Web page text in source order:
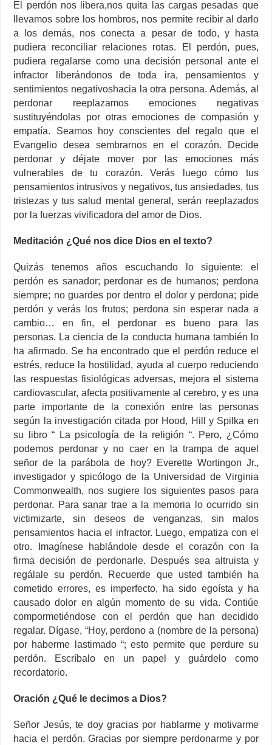
El perdón nos libera,nos quita las cargas pesadas que
llevamos sobre los hombros, nos permite recibir al darlo
a los demás, nos conecta a pesar de todo, y hasta
pudiera reconciliar relaciones rotas. El perdón, pues,
pudiera regalarse como una decisión personal ante el
infractor liberándonos de toda ira, pensamientos y
sentimientos negativoshacia la otra persona. Además, al
perdonar reeplazamos emociones negativas
sustituyéndolas por otras emociones de compasión y
empatía. Seamos hoy conscientes del regalo que el
Evangelio desea sembrarnos en el corazón. Decide
perdonar y déjate mover por las emociones más
vulnerables de tu corazón. Verás luego cómo tus
pensamientos intrusivos y negativos, tus ansiedades, tus
tristezas y tus salud mental general, serán reeplazados
por la fuerzas vivificadora del amor de Dios.
Meditación ¿Qué nos dice Dios en el texto?
Quizás tenemos años escuchando lo siguiente: el
perdón es sanador; perdonar es de humanos; perdona
siempre; no guardes por dentro el dolor y perdona; pide
perdón y verás los frutos; perdona sin esperar nada a
cambio… en fin, el perdonar es bueno para las
personas. La ciencia de la conducta humana también lo
ha afirmado. Se ha encontrado que el perdón reduce el
estrés, reduce la hostilidad, ayuda al cuerpo reduciendo
las respuestas fisiológicas adversas, mejora el sistema
cardiovascular, afecta positivamente al cerebro, y es una
parte importante de la conexión entre las personas
según la investigación citada por Hood, Hill y Spilka en
su libro “ La psicología de la religión “. Pero, ¿Cómo
podemos perdonar y no caer en la trampa de aquel
señor de la parábola de hoy? Everette Wortingon Jr.,
investigador y spicólogo de la Universidad de Virginia
Commonwealth, nos sugiere los siguientes pasos para
perdonar. Para sanar trae a la memoria lo ocurrido sin
victimizarte, sin deseos de venganzas, sin malos
pensamientos hacia el infractor. Luego, empatiza con el
otro. Imagínese hablándole desde el corazón con la
firma decisión de perdonarle. Después sea altruista y
regálale su perdón. Recuerde que usted también ha
cometido errores, es imperfecto, ha sido egoísta y ha
causado dolor en algún momento de su vida. Contiúe
compormetiéndose con el perdón que han decidido
regalar. Dígase, “Hoy, perdono a (nombre de la persona)
por haberme lastimado “; esto permite que perdure su
perdón. Escríbalo en un papel y guárdelo como
recordatorio.
Oración ¿Qué le decimos a Dios?
Señor Jesús, te doy gracias por hablarme y motivarme
hacia el perdón. Gracias por siempre perdonarme y por